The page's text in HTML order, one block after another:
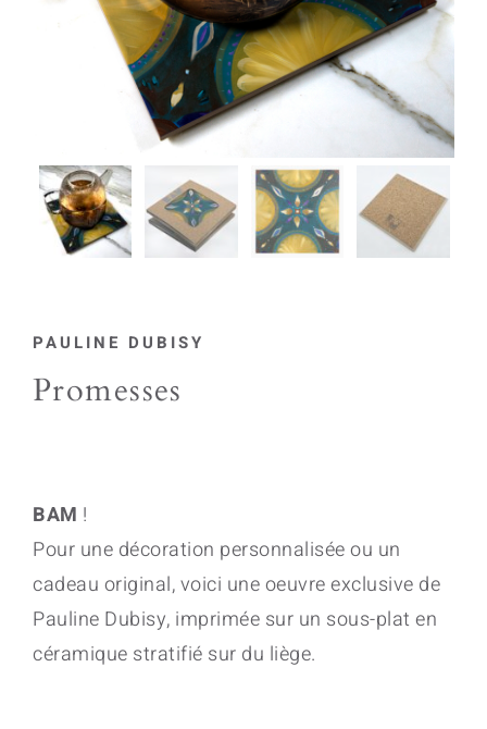
PAULINE DUBISY
Promesses
BAM !
Pour une décoration personnalisée ou un
cadeau original, voici une oeuvre exclusive de
Pauline Dubisy, imprimée sur un sous-plat en
céramique stratifié sur du liège.